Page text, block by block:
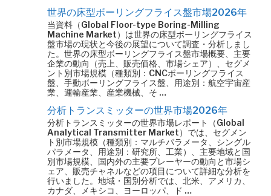
世界の床型ボーリングフライス盤市場2026年
当資料（Global Floor-type Boring-Milling
Machine Market）は世界の床型ボーリングフライス
盤市場の現状と今後の展望について調査・分析しまし
た。世界の床型ボーリングフライス盤市場概要、主要
企業の動向（売上、販売価格、市場シェア）、セグメ
ント別市場規模（種類別：CNCボーリングフライス
盤、手動ボーリングフライス盤、用途別：航空宇宙産
業、運輸産業、産業機械、そ …
分析トランスミッターの世界市場2026年
分析トランスミッターの世界市場レポート（Global
Analytical Transmitter Market）では、セグメン
ト別市場規模（種類別：マルチパラメータ、シングル
パラメータ、用途別：研究所、工業）、主要地域と国
別市場規模、国内外の主要プレーヤーの動向と市場シ
ェア、販売チャネルなどの項目について詳細な分析を
行いました。地域・国別分析では、北米、アメリカ、
カナダ、メキシコ、ヨーロッパ、ド …